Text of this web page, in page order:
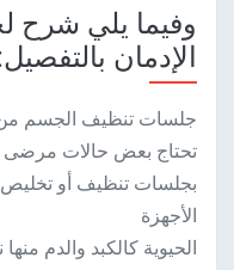
وفيما يلي شرح
الإدمان
جلسات تنظيف الجسم
تحتاج بعض حالات مرضى
بجلسات تنظيف أو
الأجهزة
الحيوية كالكبد والدم